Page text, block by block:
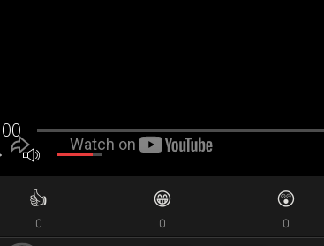
👍
0
😁
0
😲
0